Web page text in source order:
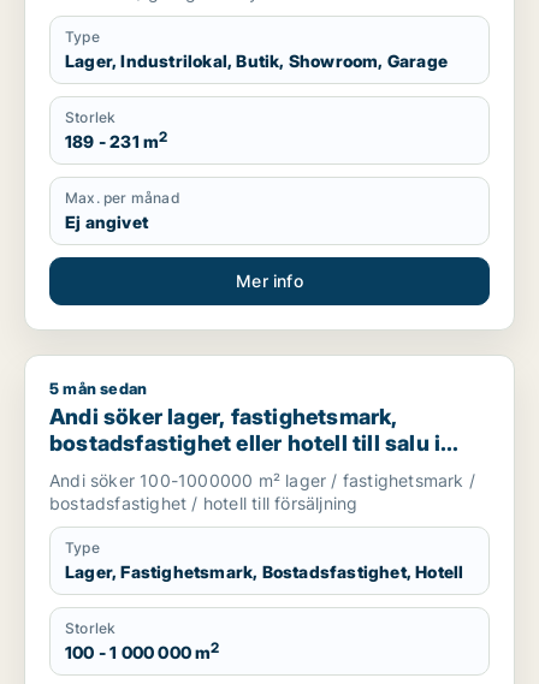
Type
Lager, Industrilokal, Butik, Showroom, Garage
Storlek
189 - 231 m2
Max. per månad
Ej angivet
Mer info
Andi söker lager, fastighetsmark, bostadsfastighet eller
5 mån sedan
Andi söker lager, fastighetsmark,
bostadsfastighet eller hotell till salu i
Stockholms län
Andi söker 100-1000000 m² lager / fastighetsmark /
bostadsfastighet / hotell till försäljning
Type
Lager, Fastighetsmark, Bostadsfastighet, Hotell
Storlek
100 - 1 000 000 m2